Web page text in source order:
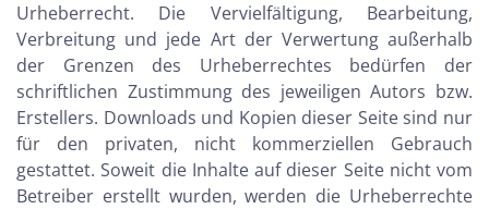
Urheberrecht. Die Vervielfältigung, Bearbeitung,
Verbreitung und jede Art der Verwertung außerhalb
der Grenzen des Urheberrechtes bedürfen der
schriftlichen Zustimmung des jeweiligen Autors bzw.
Erstellers. Downloads und Kopien dieser Seite sind nur
für den privaten, nicht kommerziellen Gebrauch
gestattet. Soweit die Inhalte auf dieser Seite nicht vom
Betreiber erstellt wurden, werden die Urheberrechte